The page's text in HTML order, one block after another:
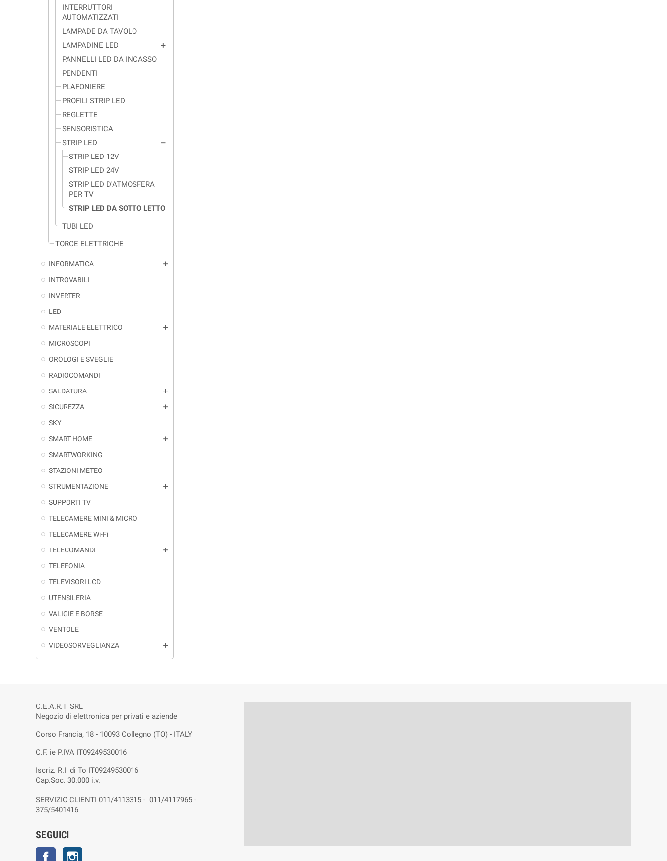
INTERRUTTORI
AUTOMATIZZATI
LAMPADE DA TAVOLO
LAMPADINE LED
add
PANNELLI LED DA INCASSO
PENDENTI
PLAFONIERE
PROFILI STRIP LED
REGLETTE
SENSORISTICA
STRIP LED
remove
STRIP LED 12V
STRIP LED 24V
STRIP LED D'ATMOSFERA
PER TV
STRIP LED DA SOTTO LETTO
TUBI LED
TORCE ELETTRICHE
INFORMATICA add
INTROVABILI
INVERTER
LED
MATERIALE ELETTRICO
add
MICROSCOPI
OROLOGI E SVEGLIE
RADIOCOMANDI
SALDATURA
add
SICUREZZA add
SKY
SMART HOME
add
SMARTWORKING
STAZIONI METEO
STRUMENTAZIONE
add
SUPPORTI TV
TELECAMERE MINI & MICRO
TELECAMERE Wi-Fi
TELECOMANDI
add
TELEFONIA
TELEVISORI LCD
UTENSILERIA
VALIGIE E BORSE
VENTOLE
VIDEOSORVEGLIANZA
add
C.E.A.R.T. SRL
Negozio di elettronica per privati e aziende
Corso Francia, 18 - 10093 Collegno (TO) - ITALY
C.F. ie P.IVA IT09249530016
Iscriz. R.I. di To IT09249530016
Cap.Soc. 30.000 i.v.
SERVIZIO CLIENTI 011/4113315 - 011/4117965 -
375/5401416
SEGUICI
Facebook